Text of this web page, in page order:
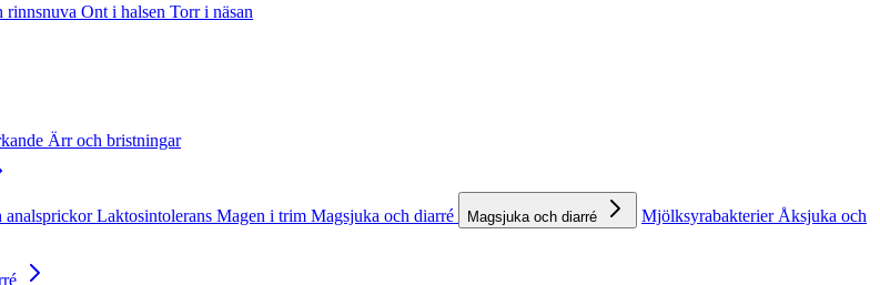
rinnsnuva Ont i halsen Torr i näsan
Ärr och bristningar
analsprickorLaktosintolerans Magen i trim Magsjuka och diarré Magsjuka och diarré Mjölksyrabakterier Åksjuka och